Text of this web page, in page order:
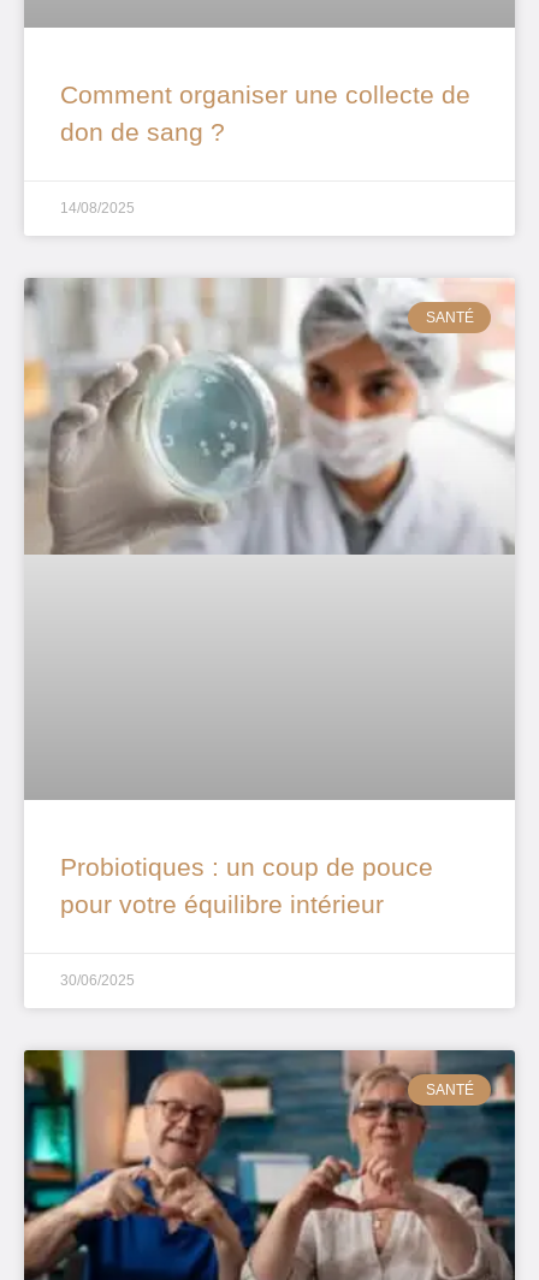
Comment organiser une collecte de
don de sang ?
14/08/2025
SANTÉ
Probiotiques : un coup de pouce
pour votre équilibre intérieur
30/06/2025
SANTÉ